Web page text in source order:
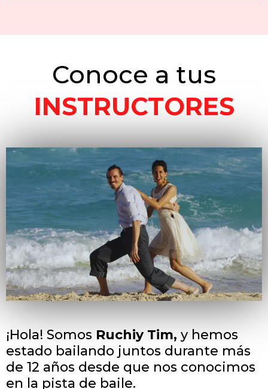
Conoce a tus
INSTRUCTORES
¡Hola! Somos Ruchiy Tim, y hemos
estado bailando juntos durante más
de 12 años desde que nos conocimos
en la pista de baile.